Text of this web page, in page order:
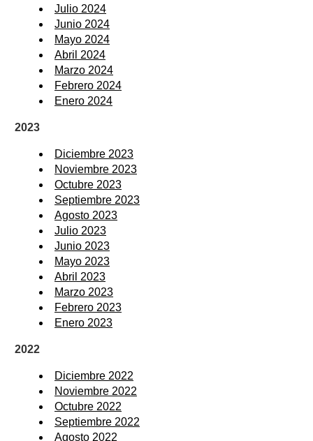
Julio 2024
Junio 2024
Mayo 2024
Abril 2024
Marzo 2024
Febrero 2024
Enero 2024
2023
Diciembre 2023
Noviembre 2023
Octubre 2023
Septiembre 2023
Agosto 2023
Julio 2023
Junio 2023
Mayo 2023
Abril 2023
Marzo 2023
Febrero 2023
Enero 2023
2022
Diciembre 2022
Noviembre 2022
Octubre 2022
Septiembre 2022
Agosto 2022